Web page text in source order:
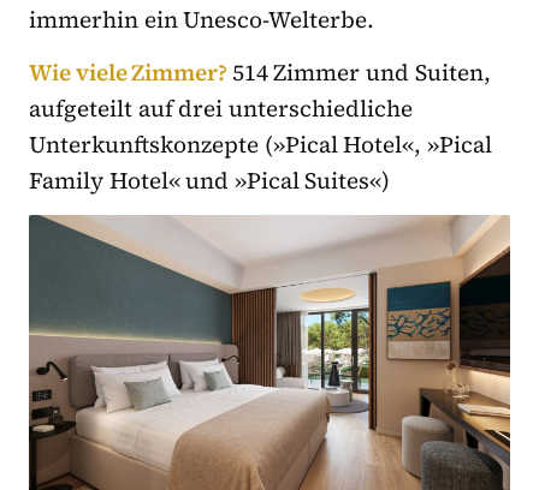
immerhin ein Unesco-Welterbe.
Wie viele Zimmer? 514 Zimmer und Suiten,
aufgeteilt auf drei unterschiedliche
Unterkunftskonzepte (»Pical Hotel«, »Pical
Family Hotel« und »Pical Suites«)